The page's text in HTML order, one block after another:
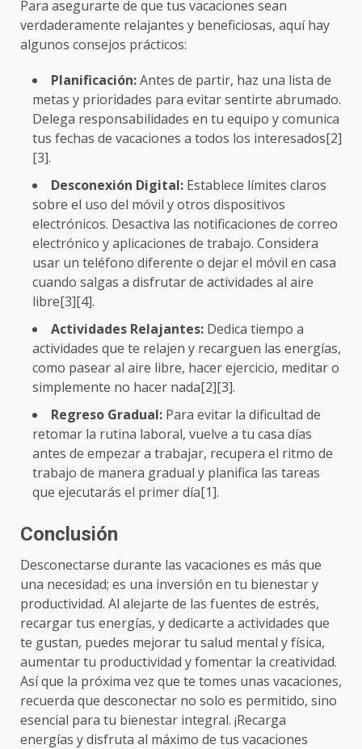
Para asegurarte de que tus vacaciones sean
verdaderamente relajantes y beneficiosas, aquí hay
algunos consejos prácticos:
Planificación:Antes de partir, haz una lista de
metas y prioridades para evitar sentirte abrumado.
Delega responsabilidades en tu equipo y comunica
tus fechas de vacaciones a todos los interesados[2]
[3].
Desconexión Digital: Establece límites claros
sobre el uso del móvil y otros dispositivos
electrónicos. Desactiva las notificaciones de correo
electrónico y aplicaciones de trabajo. Considera
usar un teléfono diferente o dejar el móvil en casa
cuando salgas a disfrutar de actividades al aire
libre[3][4].
Actividades Relajantes: Dedica tiempo a
actividades que te relajen y recarguen las energías,
como pasear al aire libre, hacer ejercicio, meditar o
simplemente no hacer nada[2][3].
Regreso Gradual: Para evitar la dificultad de
retomar la rutina laboral, vuelve a tu casa días
antes de empezar a trabajar, recupera el ritmo de
trabajo de manera gradual y planifica las tareas
que ejecutarás el primer día[1].
Conclusión
Desconectarse durante las vacaciones es más que
una necesidad; es una inversión en tu bienestar y
productividad. Al alejarte de las fuentes de estrés,
recargar tus energías, y dedicarte a actividades que
te gustan, puedes mejorar tu salud mental y física,
aumentar tu productividad y fomentar la creatividad.
Así que la próxima vez que te tomes unas vacaciones,
recuerda que desconectar no solo es permitido, sino
esencial para tu bienestar integral. ¡Recarga
energías y disfruta al máximo de tus vacaciones